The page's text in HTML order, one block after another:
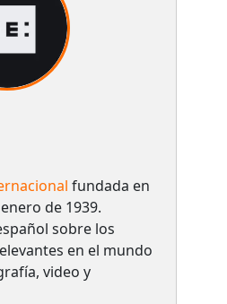
fundada en
de 1939.
sobre los
en el mundo
video y